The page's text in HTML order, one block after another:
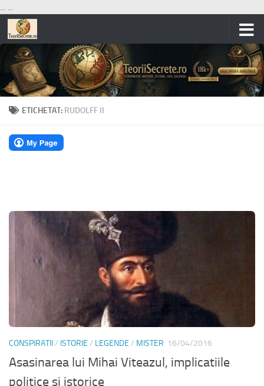
... ...
Skip to content
ETICHETAT: RUDOLFF II
CONSPIRATII/ ISTORIE / LEGENDE / MISTER 16/04/2016
Asasinarea lui Mihai Viteazul, implicatiile
politice si istorice